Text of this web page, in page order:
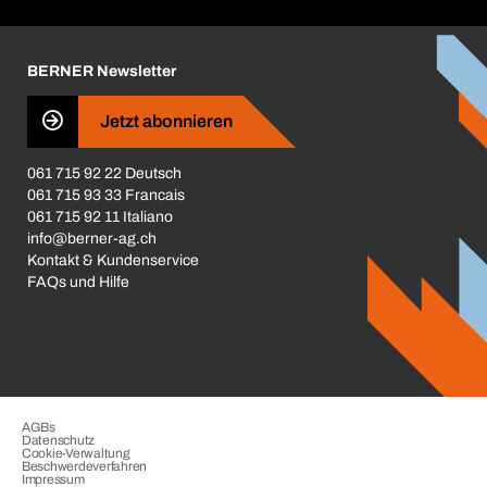
Business Conduct
BERNER Newsletter
Jetzt abonnieren
061 715 92 22 Deutsch
061 715 93 33 Francais
061 715 92 11 Italiano
info@berner-ag.ch
Kontakt & Kundenservice
FAQs und Hilfe
AGBs
Datenschutz
Cookie-Verwaltung
Beschwerdeverfahren
Impressum